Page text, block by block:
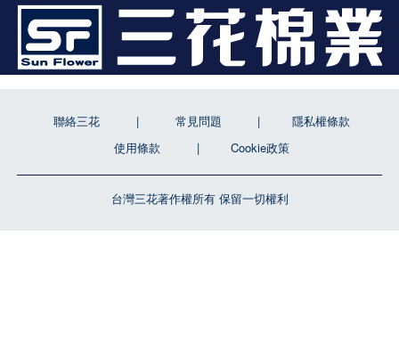
台灣三花著作權所有 保留一切權利
聯絡三花 常見問題
隱私權條款
使用條款
Cookie政策